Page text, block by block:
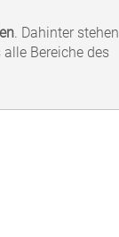
. Dahinter stehen
Bereiche des